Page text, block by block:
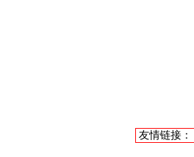
友情链接：